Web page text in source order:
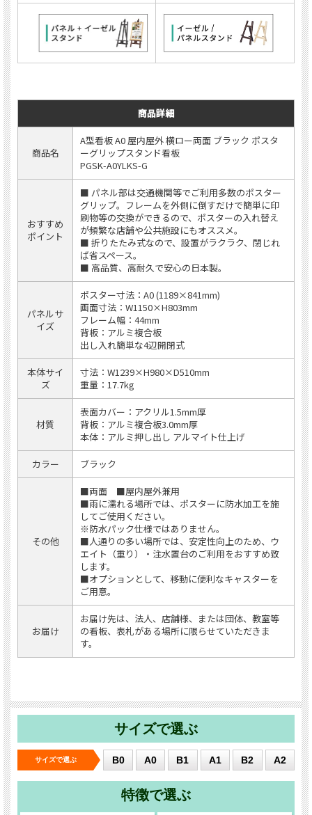
商品詳細
商品名
A型看板 A0 屋内屋外 横ロー両面 ブラック ポスタ
ーグリップスタンド看板
PGSK-A0YLKS-G
おすすめ
ポイント
■ パネル部は交通機関等でご利用多数のポスター
グリップ。フレームを外側に倒すだけで簡単に印
刷物等の交換ができるので、ポスターの入れ替え
が頻繁な店舗や公共施設にもオススメ。
■ 折りたたみ式なので、設置がラクラク、閉じれ
ば省スペース。
■ 高品質、高耐久で安心の日本製。
パネルサ
イズ
ポスター寸法：A0 (1189×841mm)
画面寸法：W1150×H803mm
フレーム幅：44mm
背板：アルミ複合板
出し入れ簡単な4辺開閉式
本体サイ
ズ
寸法：W1239×H980×D510mm
重量：17.7kg
材質
表面カバー：アクリル1.5mm厚
背板：アルミ複合板3.0mm厚
本体：アルミ押し出し アルマイト仕上げ
カラー ブラック
その他
■両面 ■屋内屋外兼用
■雨に濡れる場所では、ポスターに防水加工を施
してご使用ください。
※防水パック仕様ではありません。
■人通りの多い場所では、安定性向上のため、ウ
エイト（重り）・注水置台のご利用をおすすめ致
します。
■オプションとして、移動に便利なキャスターを
ご用意。
お届け
お届け先は、法人、店舗様、または団体、教室等
の看板、表札がある場所に限らせていただきま
す。